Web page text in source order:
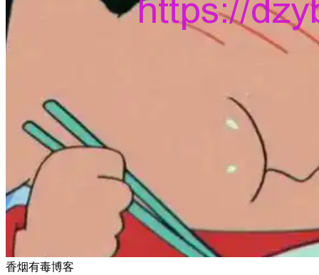
香烟有毒博客